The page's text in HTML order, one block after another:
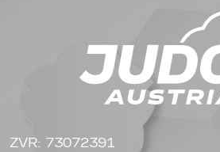
ZVR: 73072391